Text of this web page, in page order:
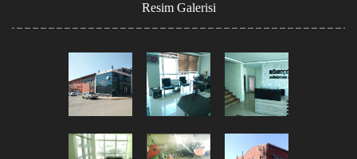
Resim Galerisi